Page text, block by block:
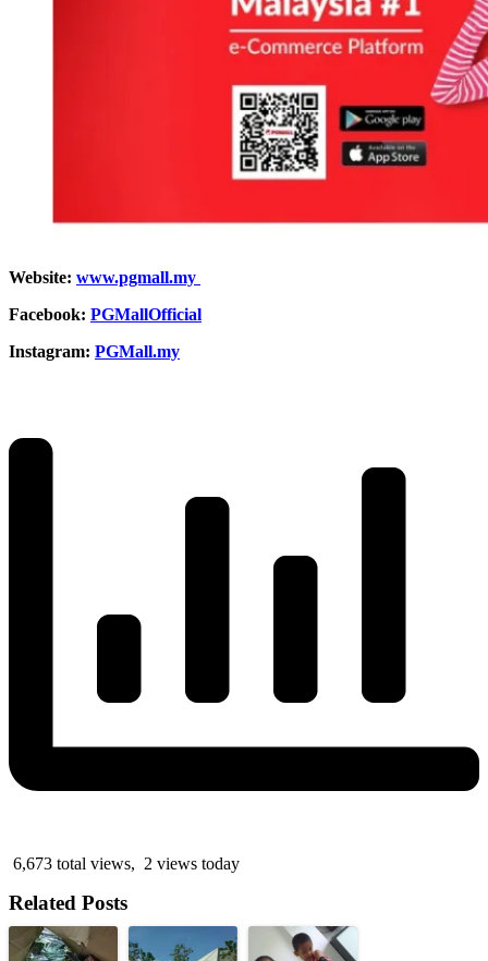
Website: www.pgmall.my
Facebook: PGMallOfficial
Instagram: PGMall.my
6,673 total views, 2 views today
Related Posts